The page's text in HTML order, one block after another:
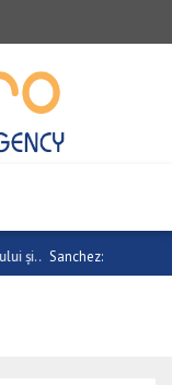
împotriva